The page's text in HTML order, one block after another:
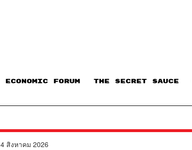
ECONOMIC FORUM THE SECRET SAUCE​
4 สิงหาคม 2026